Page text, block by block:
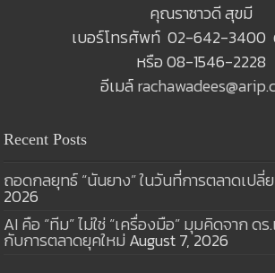
คุณราชาวดี สุขมี
เบอร์โทรศัพท์ 02-642-3400
หรือ 08-1546-2228
อีเมล์
Recent Posts
ถอดกลยุทธ์ “นันยาง” ในวันที่การตลาดเปลี่
2026
AI คือ “ทีม” ไม่ใช่ “เครื่องมือ” มุมคิดจาก ด
กับการตลาดยุคใหม่ August 7, 2026